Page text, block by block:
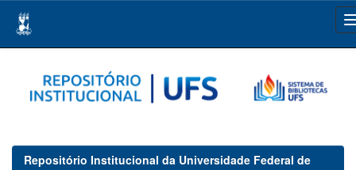
navigation
Repositório Institucional da Universidade Federal de